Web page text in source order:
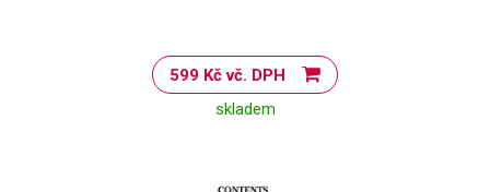
599 Kč vč. DPH
skladem